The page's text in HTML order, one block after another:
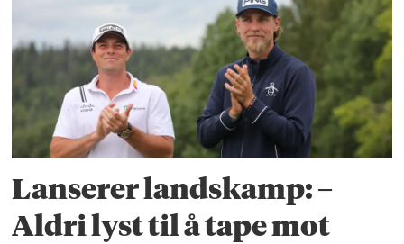
Lanserer landskamp: –
Aldri lyst til å tape mot